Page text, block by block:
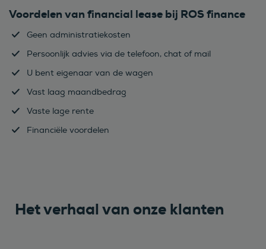
Voordelen van financial lease bij ROS finance
Geen administratiekosten
Persoonlijk advies via de telefoon, chat of mail
U bent eigenaar van de wagen
Vast laag maandbedrag
Vaste lage rente
Financiële voordelen
Het verhaal van onze klanten